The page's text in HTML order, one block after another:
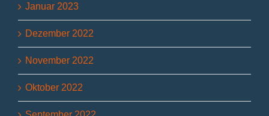
Januar 2023
Dezember 2022
November 2022
Oktober 2022